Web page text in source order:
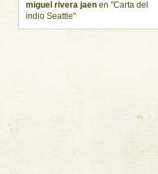
miguel rivera jaen en "Carta del
indio Seattle"